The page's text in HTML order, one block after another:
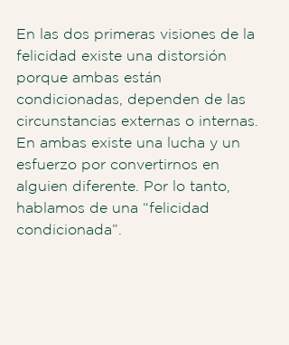
En las dos primeras visiones de la
felicidad existe una distorsión
porque ambas están
condicionadas, dependen de las
circunstancias externas o internas.
En ambas existe una lucha y un
esfuerzo por convertirnos en
alguien diferente. Por lo tanto,
hablamos de una “felicidad
condicionada”.